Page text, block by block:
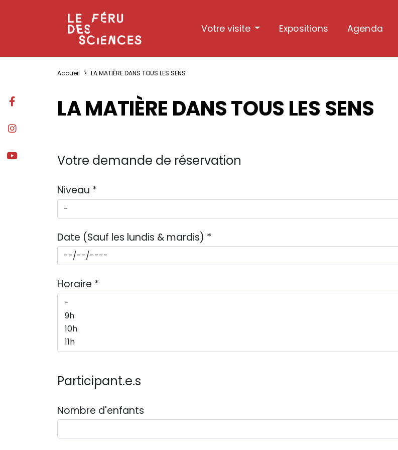
Votre visite Expositions Agenda
Accueil LA MATIÈRE DANS TOUS LES SENS
LA MATIÈRE DANS TOUS LES SENS
Votre demande de réservation
Niveau *
Date (Sauf les lundis & mardis) *
Horaire *
Participant.e.s
Nombre d'enfants